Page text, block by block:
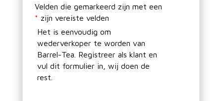
Velden die gemarkeerd zijn met een
* zijn vereiste velden
Het is eenvoudig om
wederverkoper te worden van
Barrel-Tea. Registreer als klant en
vul dit formulier in, wij doen de
rest.